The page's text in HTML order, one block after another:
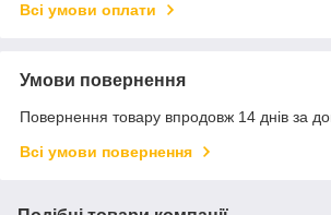
Всі умови оплати
Умови повернення
Повернення товару впродовж 14 днів за
Всі умови повернення